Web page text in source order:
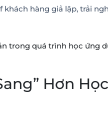
khách hàng giả lập, trải
trong quá trình học ứng
Hơn